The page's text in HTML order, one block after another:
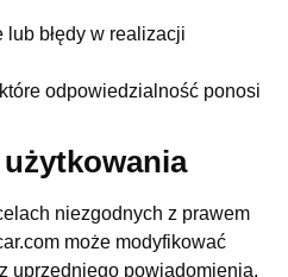
lub błędy w realizacji
odpowiedzialność ponosi
niezgodnych z prawem
może modyfikować
uprzedniego powiadomienia.